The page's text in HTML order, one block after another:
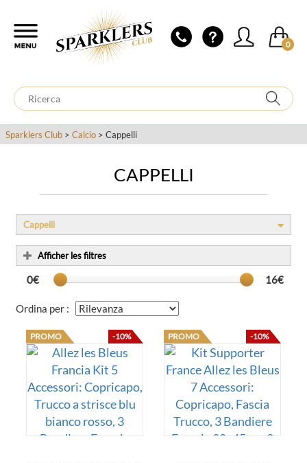
0
Sparklers Club > Calcio > Cappelli
CAPPELLI
0€ 16€
Afficher les filtres
Cappelli
Ordina per :
PROMO -10% PROMO -10%